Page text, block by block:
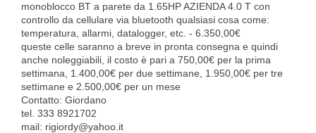
monoblocco BT a parete da 1.65HP AZIENDA 4.0 T con
controllo da cellulare via bluetooth qualsiasi cosa come:
temperatura, allarmi, datalogger, etc. - 6.350,00€
queste celle saranno a breve in pronta consegna e quindi
anche noleggiabili, il costo è pari a 750,00€ per la prima
settimana, 1.400,00€ per due settimane, 1.950,00€ per tre
settimane e 2.500,00€ per un mese
Contatto: Giordano
tel. 333 8921702
mail: rigiordy@yahoo.it